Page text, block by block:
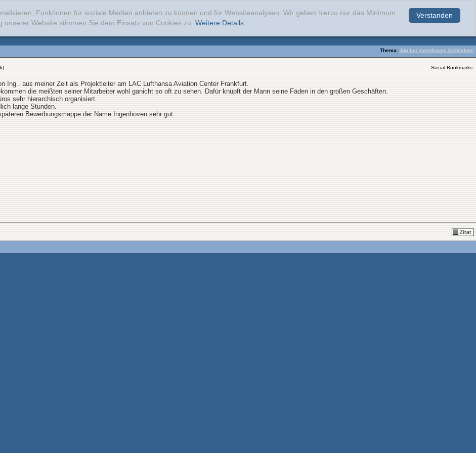
Verstanden
Funktionen für soziale Medien anbieten zu können und für Websiteanalysen. Wir geben hierzu nur das Minimum
Website stimmen Sie dem Einsatz von Cookies zu. Weitere Details...
Thema: Job bei Ingenhoven Architekten
) Social Bookmarks:
Ing.. aus meiner Zeit als Projektleiter am LAC Lufthansa Aviation Center Frankfurt.
die meißten seiner Mitarbeiter wohl ganicht so oft zu sehen. Dafür knüpft der Mann seine Fäden in den großen Geschäften.
sehr hierarchisch organisiert.
lange Stunden.
Bewerbungsmappe der Name Ingenhoven sehr gut.